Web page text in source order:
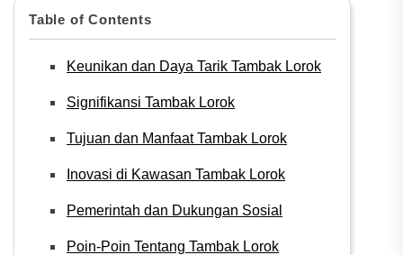
Table of Contents
Keunikan dan Daya Tarik Tambak Lorok
Signifikansi Tambak Lorok
Tujuan dan Manfaat Tambak Lorok
Inovasi di Kawasan Tambak Lorok
Pemerintah dan Dukungan Sosial
Poin-Poin Tentang Tambak Lorok